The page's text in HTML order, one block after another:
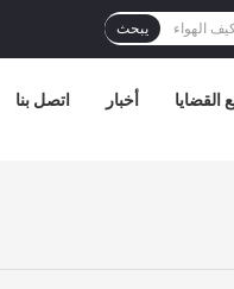
يبحث
اتصل بنا أخبار القضايا